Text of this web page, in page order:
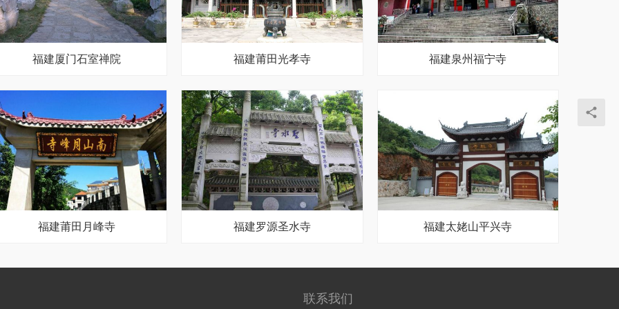
福建厦门石室禅院 福建莆田光孝寺 福建泉州福宁寺
福建莆田月峰寺 福建罗源圣水寺 福建太姥山平兴寺
联系我们